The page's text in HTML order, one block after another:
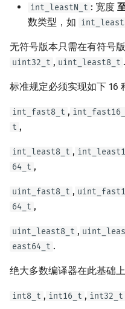
int_leastN_t : 宽度
数类型，如
无符号版本只需在有符号
uint32_t , uint_least8_t .
标准规定必须实现如下 16
int_fast8_t ,
t ,
int_least8_t ,
64_t ,
uint_fast8_t ,
64_t ,
uint_least8_t ,
east64_t .
绝大多数编译器在此基础
int8_t , int16_t , int32_t